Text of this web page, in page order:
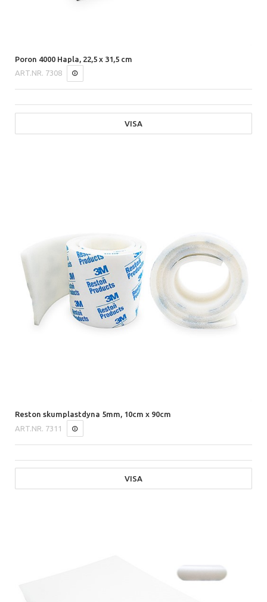
Poron 4000 Hapla, 22,5 x 31,5 cm
ART.NR. 7308
VISA
Reston skumplastdyna 5mm, 10cm x 90cm
ART.NR. 7311
VISA